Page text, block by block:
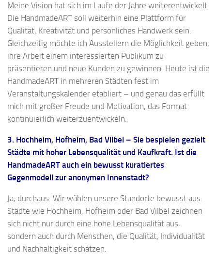
Meine Vision hat sich im Laufe der Jahre weiterentwickelt:
Die HandmadeART soll weiterhin eine Plattform für
Qualität, Kreativität und persönliches Handwerk sein.
Gleichzeitig möchte ich Ausstellern die Möglichkeit geben,
ihre Arbeit einem interessierten Publikum zu
präsentieren und neue Kunden zu gewinnen. Heute ist die
HandmadeART in mehreren Städten fest im
Veranstaltungskalender etabliert – und genau das erfüllt
mich mit großer Freude und Motivation, das Format
kontinuierlich weiterzuentwickeln.
3. Hochheim, Hofheim, Bad Vilbel – Sie bespielen gezielt
Städte mit hoher Lebensqualität und Kaufkraft. Ist die
HandmadeART auch ein bewusst kuratiertes
Gegenmodell zur anonymen Innenstadt?
Ja, durchaus. Wir wählen unsere Standorte bewusst aus.
Städte wie Hochheim, Hofheim oder Bad Vilbel zeichnen
sich nicht nur durch eine hohe Lebensqualität aus,
sondern auch durch Menschen, die Qualität, Individualität
und Nachhaltigkeit schätzen.